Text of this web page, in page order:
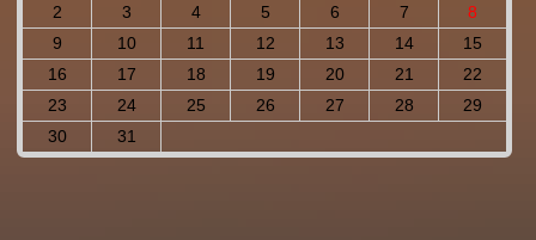
2
3 4 5 6 7
8
9
10 11 12 13 14
15
16
17 18 19 20 21
22
23
24 25 26 27 28
29
30
31